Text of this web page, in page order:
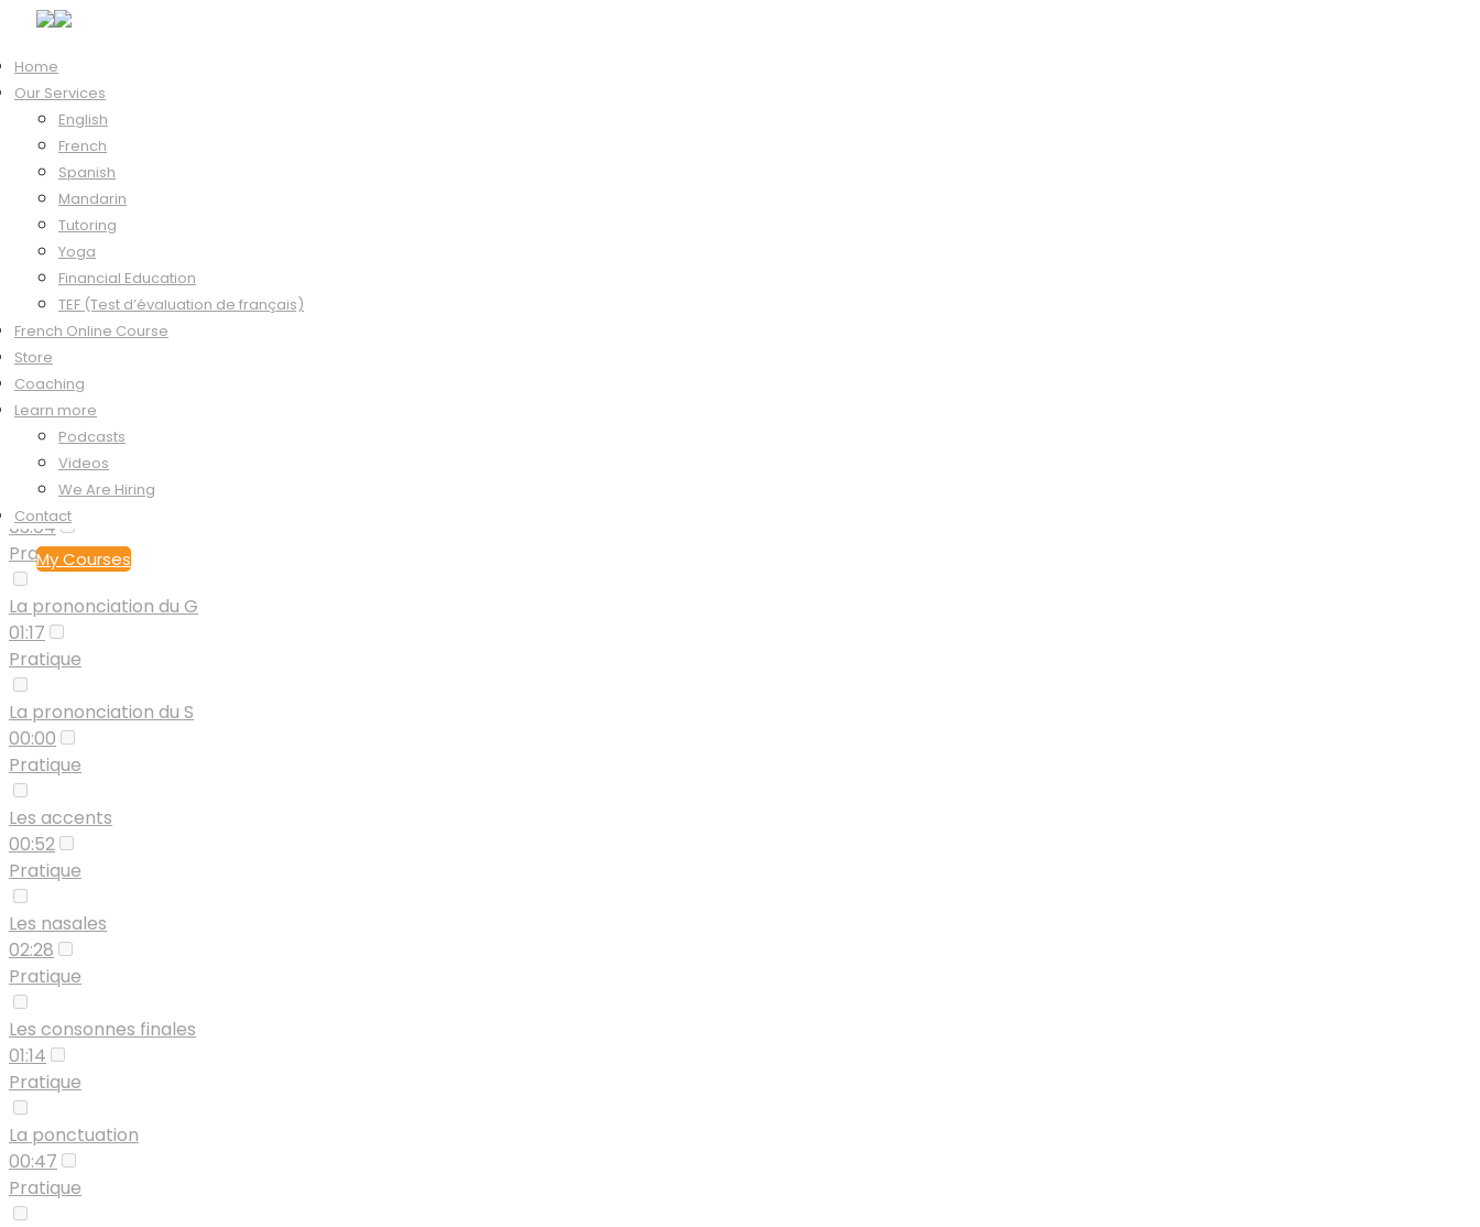
Home
Our Services
English
French
Spanish
Mandarin
Tutoring
Yoga
Financial Education
TEF (Test d’évaluation de français)
French Online Course
Store
Coaching
Learn more
Podcasts
Videos
We Are Hiring
Contact
My Courses
Course Content
Introduction
0/20
Bienvenue
00:47
Pratique
Conseils
01:27
Pratique
L’alphabet
02:42
Pratique
La prononciation du C
03:04
Pratique
La prononciation du G
01:17
Pratique
La prononciation du S
00:00
Pratique
Les accents
00:52
Pratique
Les nasales
02:28
Pratique
Les consonnes finales
01:14
Pratique
La ponctuation
00:47
Pratique